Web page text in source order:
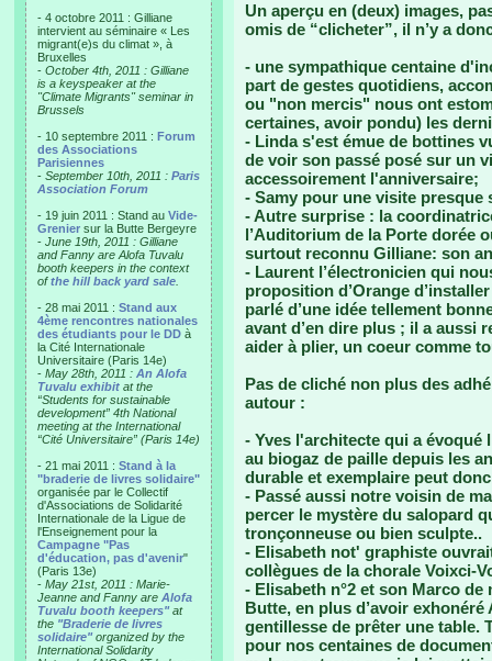
- 4 octobre 2011 : Gilliane
intervient au séminaire « Les
migrant(e)s du climat », à
Bruxelles
- October 4th, 2011 : Gilliane
is a keyspeaker at the
"Climate Migrants" seminar in
Brussels
- 10 septembre 2011 : Forum
des Associations
Parisiennes
- September 10th, 2011 : Paris
Association Forum
- 19 juin 2011 : Stand au Vide-
Grenier sur la Butte Bergeyre
- June 19th, 2011 : Gilliane
and Fanny are Alofa Tuvalu
booth keepers in the context
ofthe hill back yard sale
- 28 mai 2011 : Stand aux
4ème rencontres nationales
des étudiants pour le DD à
la Cité Internationale
Universitaire (Paris 14e)
- May 28th, 2011 : An Alofa
Tuvalu exhibit at the
“Students for sustainable
development” 4th National
meeting at the International
“Cité Universitaire” (Paris 14e)
- 21 mai 2011 : Stand à la
"braderie de livres solidaire"
organisée par le Collectif
d'Associations de Solidarité
Internationale de la Ligue de
l'Enseignement pour la
Campagne "Pas
d'éducation, pas d'avenir"
(Paris 13e)
- May 21st, 2011 : Marie-
Jeanne and Fanny are Alofa
Tuvalu booth keepers"at
the "Braderie de livres
solidaire"organized by the
International Solidarity
Un aperçu en (deux) images,
omis de “clicheter”, il n’y a
- une sympathique centaine
part de gestes quotidiens,
ou "non mercis" nous ont
certaines, avoir pondu) les
- Linda s'est émue de bottines
de voir son passé posé sur un
accessoirement l'anniversaire;
- Samy pour une visite presque
- Autre surprise : la
l’Auditorium de la Porte dorée
surtout reconnu Gilliane: son
- Laurent l’électronicien qui
proposition d’Orange
parlé d’une idée tellement
avant d’en dire plus ; il a aussi
aider à plier, un coeur comme
Pas de cliché non plus des
autour :
- Yves l'architecte qui a évoqué
au biogaz de paille depuis les
durable et exemplaire peut
- Passé aussi notre voisin de
percer le mystère du salopard
tronçonneuse ou bien sculpte..
- Elisabeth not' graphiste
collègues de la chorale Voixci-
- Elisabeth n°2 et son Marco
Butte, en plus d’avoir exhonéré
gentillesse de prêter une table.
pour nos centaines de